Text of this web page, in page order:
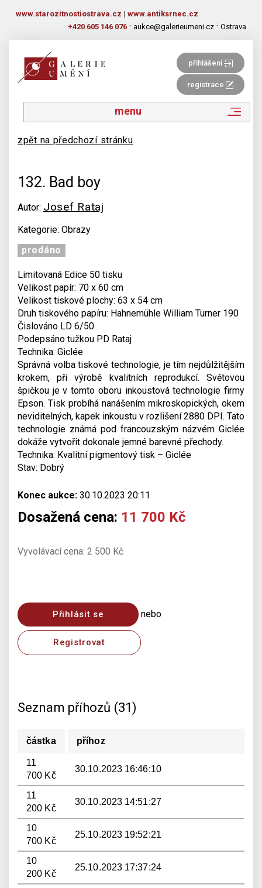
www.starozitnostiostrava.cz | www.antiksrnec.cz
+420 605 146 076 · aukce@galerieumeni.cz · Ostrava
přihlášení
registrace
menu
zpět na předchozí stránku
132. Bad boy
Autor: Josef Rataj
Kategorie: Obrazy
prodáno
Limitovaná Edice 50 tisku
Velikost papír: 70 x 60 cm
Velikost tiskové plochy: 63 x 54 cm
Druh tiskového papíru: Hahnemühle William Turner 190
Čislováno LD 6/50
Podepsáno tužkou PD Rataj
Technika: Giclée
Správná volba tiskové technologie, je tím nejdůlžitějším
krokem, při výrobě kvalitních reprodukcí. Světovou
špičkou je v tomto oboru inkoustová technologie firmy
Epson. Tisk probíhá nanášením mikroskopických, okem
neviditelných, kapek inkoustu v rozlišení 2880 DPI. Tato
technologie známá pod francouzským názvém Giclée
dokáže vytvořit dokonale jemné barevné přechody.
Technika: Kvalitní pigmentový tisk – Giclée
Stav: Dobrý
Konec aukce: 30.10.2023 20:11
Dosažená cena: 11 700 Kč
Vyvolávací cena: 2 500 Kč
Přihlásit se nebo
Registrovat
Seznam příhozů (31)
částka příhoz
11
700 Kč
30.10.2023 16:46:10
11
200 Kč
30.10.2023 14:51:27
10
700 Kč
25.10.2023 19:52:21
10
200 Kč
25.10.2023 17:37:24